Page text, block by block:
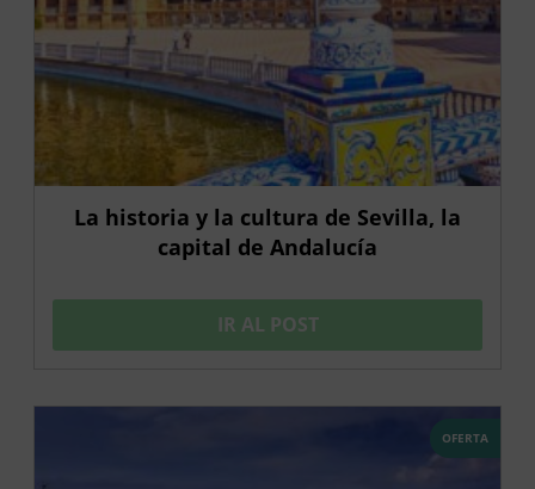
La historia y la cultura de Sevilla, la
capital de Andalucía
IR AL POST
OFERTA